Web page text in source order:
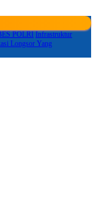
POLRI Infrastruktur
Longsor Yang